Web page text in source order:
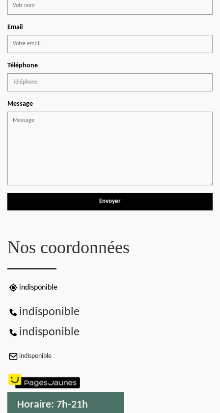
Email
Téléphone
Message
Nos coordonnées
indisponible
indisponible
indisponible
indisponible
Horaire: 7h-21h